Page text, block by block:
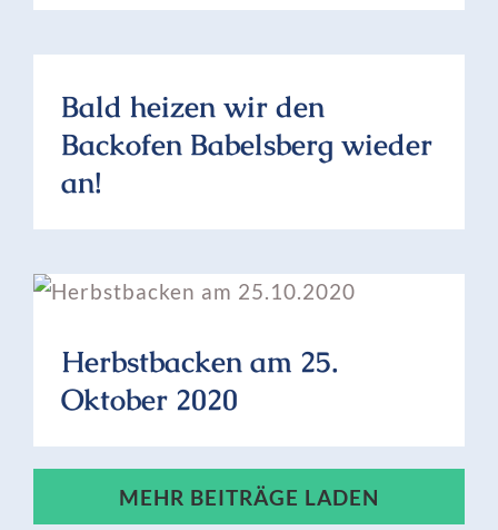
Bald heizen wir den
Backofen Babelsberg wieder
an!
Herbstbacken am 25.
Oktober 2020
MEHR BEITRÄGE LADEN